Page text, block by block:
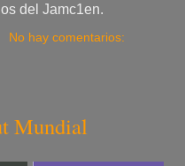
del Jamc1en.
No hay comentarios:
Mundial